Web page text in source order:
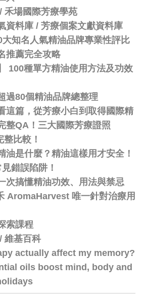
/ 禾場國際芳療學苑
資料庫 / 芳療個案文獻資料庫
知名人氣精油品牌專業性評比
推薦完全攻略
100種單方精油使用方法及功效
過80個精油品牌總整理
這篇，從芳療小白到取得國際精
整QA！三大國際芳療證照
比較！
油是什麼？精油這樣用才安全！
錯誤陷阱！
次搞懂精油功效、用法與禁忌
AromaHarvest 唯一針對治療用
索課程
維基百科
actually affect my memory?
oils boost mind, body and